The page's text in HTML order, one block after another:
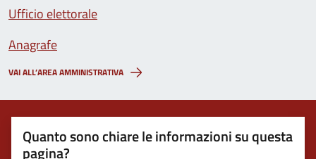
Ufficio elettorale
Anagrafe
VAI ALL’AREA AMMINISTRATIVA
Quanto sono chiare le informazioni su questa
pagina?